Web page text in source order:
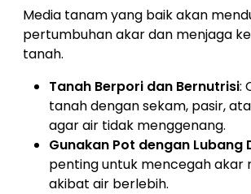
Media tanam yang baik akan
pertumbuhan akar dan menjaga
tanah.
Tanah Berpori dan Bernutrisi:
tanah dengan sekam, pasir,
agar air tidak menggenang.
Gunakan Pot dengan Lubang
penting untuk mencegah akar
akibat air berlebih.